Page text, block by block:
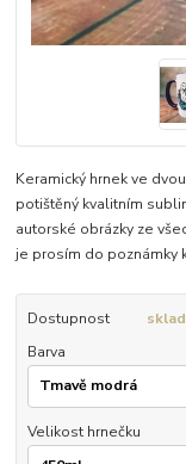
Keramický hrnek ve
potištěný kvalitním
autorské obrázky ze
je prosím do poznámky
Dostupnost
Barva
Velikost hrnečku